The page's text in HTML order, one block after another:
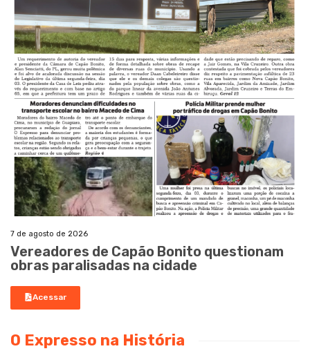
7 de agosto de 2026
Vereadores de Capão Bonito questionam
obras paralisadas na cidade
Acessar
O Expresso na História